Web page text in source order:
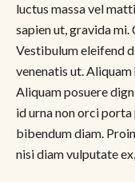
luctus massa vel
sapien ut, gravida
Vestibulum eleifend
venenatis ut.
Aliquam posuere
id urna non orci
bibendum diam.
nisi diam vulputate